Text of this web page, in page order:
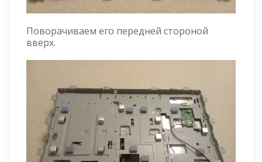
Поворачиваем его передней стороной
вверх.